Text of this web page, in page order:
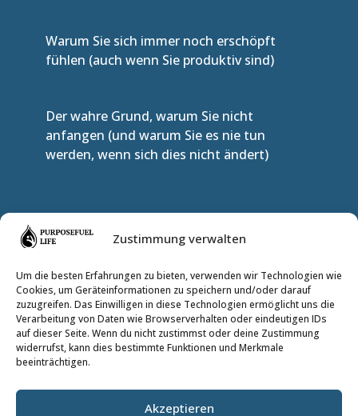
Zustimmung verwalten
Um die besten Erfahrungen zu bieten, verwenden wir Technologien wie
Cookies, um Geräteinformationen zu speichern und/oder darauf
zuzugreifen. Das Einwilligen in diese Technologien ermöglicht uns die
Verarbeitung von Daten wie Browserverhalten oder eindeutigen IDs
auf dieser Seite. Wenn du nicht zustimmst oder deine Zustimmung
widerrufst, kann dies bestimmte Funktionen und Merkmale
beeinträchtigen.
Akzeptieren
Warum Sie sich immer noch erschöpft
fühlen (auch wenn Sie produktiv sind)
Der wahre Grund, warum Sie nicht
anfangen (und warum Sie es nie tun
werden, wenn sich dies nicht ändert)
TRITT DEM INNEREN KREIS BEI
ABONNIEREN